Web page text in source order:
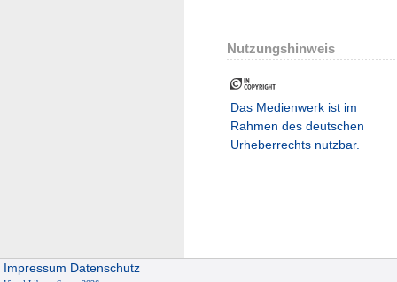
Nutzungshinweis
Das Medienwerk ist im
Rahmen des deutschen
Urheberrechts nutzbar.
Impressum Datenschutz